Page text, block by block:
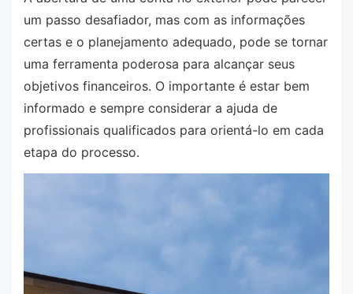
um passo desafiador, mas com as informações
certas e o planejamento adequado, pode se tornar
uma ferramenta poderosa para alcançar seus
objetivos financeiros. O importante é estar bem
informado e sempre considerar a ajuda de
profissionais qualificados para orientá-lo em cada
etapa do processo.